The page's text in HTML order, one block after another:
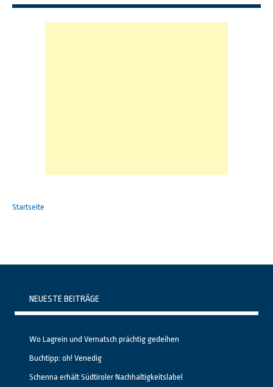
Startseite
NEUESTE BEITRÄGE
Wo Lagrein und Vernatsch prächtig gedeihen
Buchtipp: oh! Venedig
Schenna erhält Südtiroler Nachhaltigkeitslabel